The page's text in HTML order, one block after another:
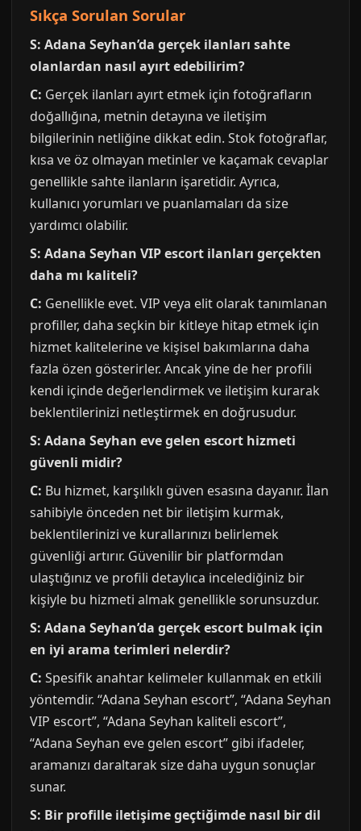
Sıkça Sorulan Sorular
S: Adana Seyhan’da gerçek ilanları sahte
olanlardan nasıl ayırt edebilirim?
C: Gerçek ilanları ayırt etmek için fotoğrafların
doğallığına, metnin detayına ve iletişim
bilgilerinin netliğine dikkat edin. Stok fotoğraflar,
kısa ve öz olmayan metinler ve kaçamak cevaplar
genellikle sahte ilanların işaretidir. Ayrıca,
kullanıcı yorumları ve puanlamaları da size
yardımcı olabilir.
S: Adana Seyhan VIP escort ilanları gerçekten
daha mı kaliteli?
C: Genellikle evet. VIP veya elit olarak tanımlanan
profiller, daha seçkin bir kitleye hitap etmek için
hizmet kalitelerine ve kişisel bakımlarına daha
fazla özen gösterirler. Ancak yine de her profili
kendi içinde değerlendirmek ve iletişim kurarak
beklentilerinizi netleştirmek en doğrusudur.
S: Adana Seyhan eve gelen escort hizmeti
güvenli midir?
C: Bu hizmet, karşılıklı güven esasına dayanır. İlan
sahibiyle önceden net bir iletişim kurmak,
beklentilerinizi ve kurallarınızı belirlemek
güvenliği artırır. Güvenilir bir platformdan
ulaştığınız ve profili detaylıca incelediğiniz bir
kişiyle bu hizmeti almak genellikle sorunsuzdur.
S: Adana Seyhan’da gerçek escort bulmak için
en iyi arama terimleri nelerdir?
C: Spesifik anahtar kelimeler kullanmak en etkili
yöntemdir. “Adana Seyhan escort”, “Adana Seyhan
VIP escort”, “Adana Seyhan kaliteli escort”,
“Adana Seyhan eve gelen escort” gibi ifadeler,
aramanızı daraltarak size daha uygun sonuçlar
sunar.
S: Bir profille iletişime geçtiğimde nasıl bir dil